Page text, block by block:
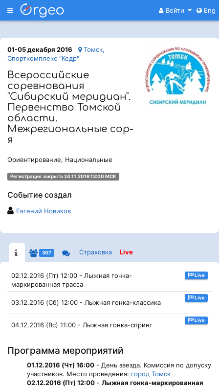
Меню Войти Eng
01-05 декабря 2016
Томск,
Спорткомплекс "Кедр"
Всероссийские
соревнования
"Сибирский меридиан".
Первенство Томской
области.
Межрегиональные сор-
я
Ориентирование, Национальные
Регистрация закрыта 24.11.2016 13:00 МСК
Событие создал
Евгений Новиков
307 Страховка Live
02.12.2016 (Пт) 12:00 - Лыжная гонка-
маркированная трасса
Live
03.12.2016 (Сб) 12:00 - Лыжная гонка-классика
Live
04.12.2016 (Вс) 11:00 - Лыжная гонка-спринт
Live
Программа мероприятий
01.12.2016 (Чт) 16:00 - День заезда. Комиссия по допуску
участников. Место проведения: город Томск
02.12.2016 (Пт) 12:00 - Лыжная гонка-маркированная